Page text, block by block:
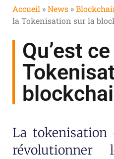
Accueil »News »
la Tokenisation sur la
Qu’est
La tokenisation